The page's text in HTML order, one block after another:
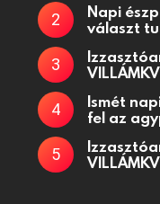
Napi
választ
Ismét
fel az